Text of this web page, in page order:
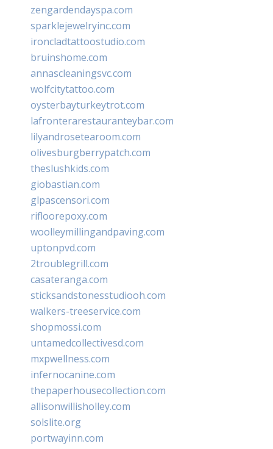
zengardendayspa.com
sparklejewelryinc.com
ironcladtattoostudio.com
bruinshome.com
annascleaningsvc.com
wolfcitytattoo.com
oysterbayturkeytrot.com
lafronterarestauranteybar.com
lilyandrosetearoom.com
olivesburgberrypatch.com
theslushkids.com
giobastian.com
glpascensori.com
rifloorepoxy.com
woolleymillingandpaving.com
uptonpvd.com
2troublegrill.com
casateranga.com
sticksandstonesstudiooh.com
walkers-treeservice.com
shopmossi.com
untamedcollectivesd.com
mxpwellness.com
infernocanine.com
thepaperhousecollection.com
allisonwillisholley.com
solslite.org
portwayinn.com